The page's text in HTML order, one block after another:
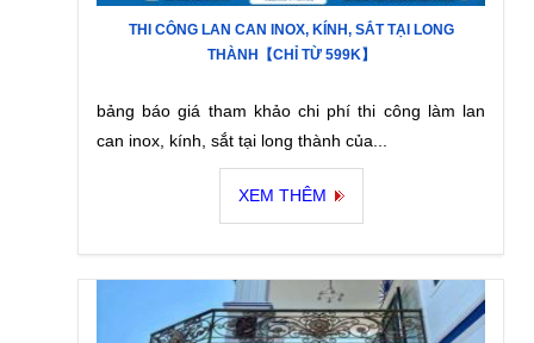
THI CÔNG LAN CAN INOX, KÍNH, SẮT TẠI LONG
THÀNH【CHỈ TỪ 599K】
bảng báo giá tham khảo chi phí thi công làm lan
can inox, kính, sắt tại long thành của...
XEM THÊM